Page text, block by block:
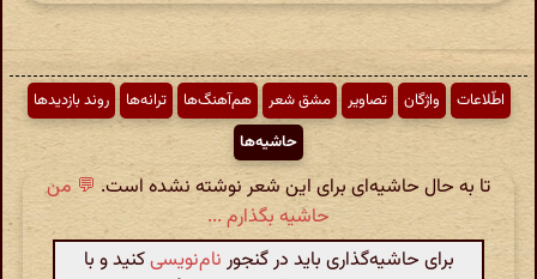
اطّلاعات واژگان تصاویر مشق شعر هم‌آهنگ‌ها ترانه‌ها
روند بازدیدها
حاشیه‌ها
تا به حال حاشیه‌ای برای این شعر نوشته نشده است. 💬 من
حاشیه بگذارم ...
برای حاشیه‌گذاری باید در گنجور نام‌نویسیکنید و با